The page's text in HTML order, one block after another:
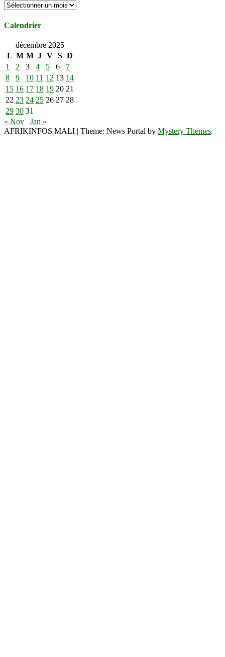
Archives
Calendrier
décembre 2025
L M M J V S D
1
2 3 4 5 6
7
8
9 10 11 12 13 14
15 16 17 18 19 20 21
22 23 24 25 26 27 28
29 30 31
« Nov
Jan »
AFRIKINFOS MALI | Theme: News Portal by Mystery Themes.